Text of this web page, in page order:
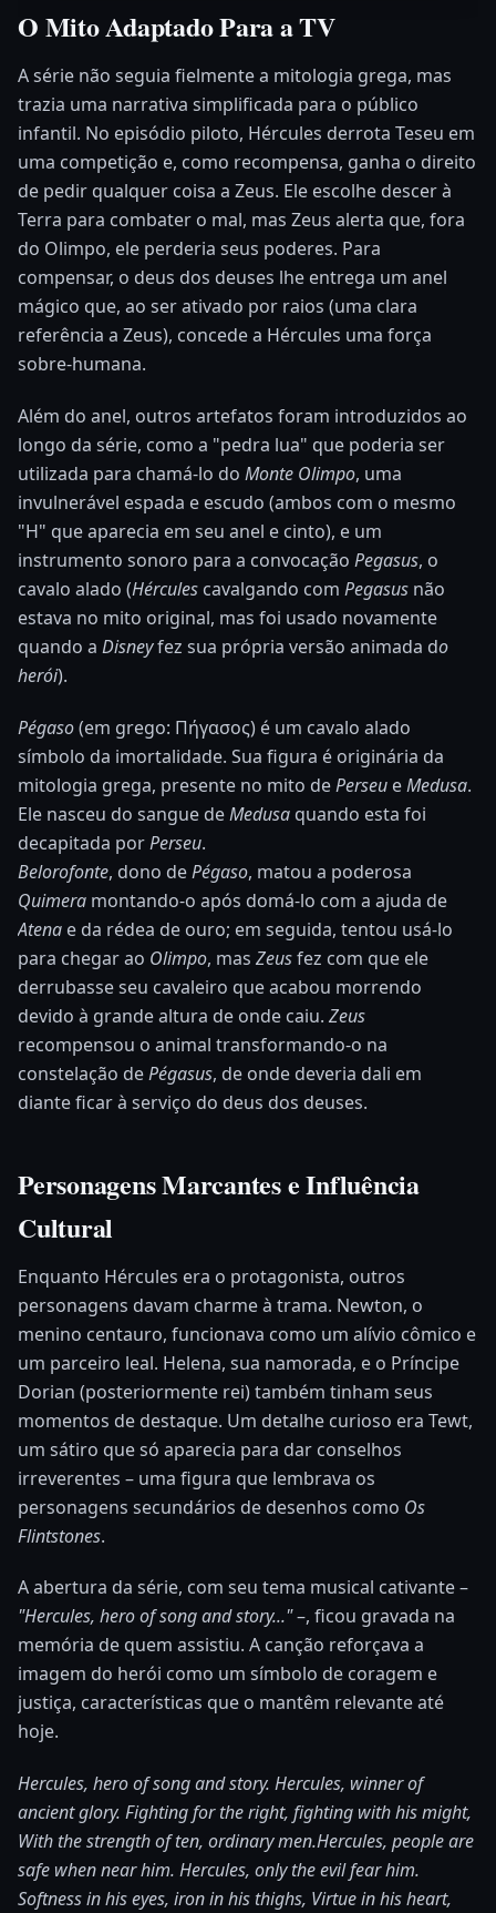
O Mito Adaptado Para a TV
A série não seguia fielmente a mitologia grega, mas
trazia uma narrativa simplificada para o público
infantil. No episódio piloto, Hércules derrota Teseu em
uma competição e, como recompensa, ganha o direito
de pedir qualquer coisa a Zeus. Ele escolhe descer à
Terra para combater o mal, mas Zeus alerta que, fora
do Olimpo, ele perderia seus poderes. Para
compensar, o deus dos deuses lhe entrega um anel
mágico que, ao ser ativado por raios (uma clara
referência a Zeus), concede a Hércules uma força
sobre-humana.
Além do anel, outros artefatos foram introduzidos ao
longo da série, como a "pedra lua" que poderia ser
utilizada para chamá-lo do Monte Olimpo, uma
invulnerável espada e escudo (ambos com o mesmo
"H" que aparecia em seu anel e cinto), e um
instrumento sonoro para a convocação Pegasus, o
cavalo alado (Hércules cavalgando com Pegasus não
estava no mito original, mas foi usado novamente
quando a Disneyfez sua própria versão animada do
herói).
Pégaso(em grego: Πήγασος) é um cavalo alado
símbolo da imortalidade. Sua figura é originária da
mitologia grega, presente no mito dePerseu eMedusa.
Ele nasceu do sangue deMedusa quando esta foi
decapitada porPerseu.
Belorofonte, dono dePégaso, matou a poderosa
Quimera montando-o após domá-lo com a ajuda de
Atena e da rédea de ouro; em seguida, tentou usá-lo
para chegar ao Olimpo, mas Zeusfez com que ele
derrubasse seu cavaleiro que acabou morrendo
devido à grande altura de onde caiu. Zeus
recompensou o animal transformando-o na
constelação dePégasus, de onde deveria dali em
diante ficar à serviço do deus dos deuses.
Personagens Marcantes e Influência
Cultural
Enquanto Hércules era o protagonista, outros
personagens davam charme à trama. Newton, o
menino centauro, funcionava como um alívio cômico e
um parceiro leal. Helena, sua namorada, e o Príncipe
Dorian (posteriormente rei) também tinham seus
momentos de destaque. Um detalhe curioso era Tewt,
um sátiro que só aparecia para dar conselhos
irreverentes – uma figura que lembrava os
personagens secundários de desenhos como Os
Flintstones.
A abertura da série, com seu tema musical cativante –
"Hercules, hero of song and story..."–, ficou gravada na
memória de quem assistiu. A canção reforçava a
imagem do herói como um símbolo de coragem e
justiça, características que o mantêm relevante até
hoje.
Hercules, hero of song and story. Hercules, winner of
ancient glory. Fighting for the right, fighting with his might,
With the strength of ten, ordinary men.Hercules, people are
safe when near him. Hercules, only the evil fear him.
Softness in his eyes, iron in his thighs, Virtue in his heart,